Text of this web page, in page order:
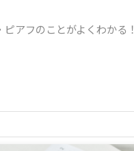
ピアフのことがよくわかる！